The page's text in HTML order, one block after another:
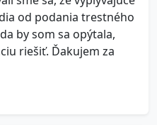
od podania trestného
by som sa opýtala,
riešiť. Ďakujem za